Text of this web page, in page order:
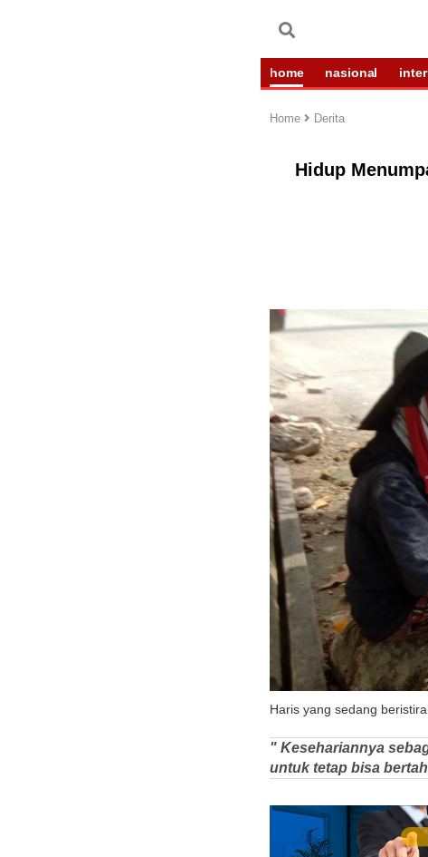
home nasional
Home Derita
Hidup
Haris yang sedang
" Kesehariannya
untuk tetap bisa